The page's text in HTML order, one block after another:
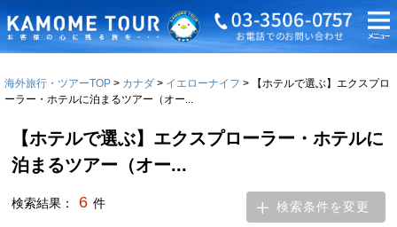
海外旅行・ツアーTOP カナダ イエローナイフ
【ホテルで選ぶ】エクスプロ
ーラー・ホテルに泊まるツアー（オー...
【ホテルで選ぶ】エクスプローラー・ホテルに
泊まるツアー（オー...
検索結果： 6 件 検索条件を変更